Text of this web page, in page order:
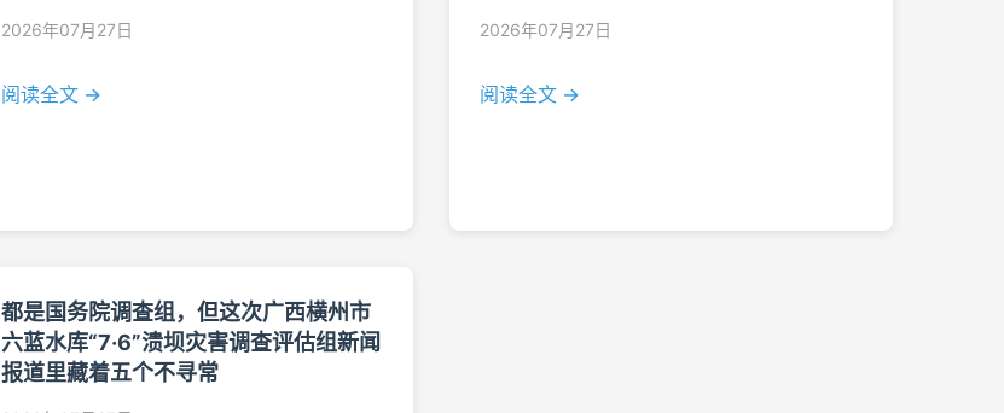
2026年07月27日
阅读全文 →
2026年07月27日
阅读全文 →
都是国务院调查组，但这次广西横州市
六蓝水库“7·6”溃坝灾害调查评估组新闻
报道里藏着五个不寻常